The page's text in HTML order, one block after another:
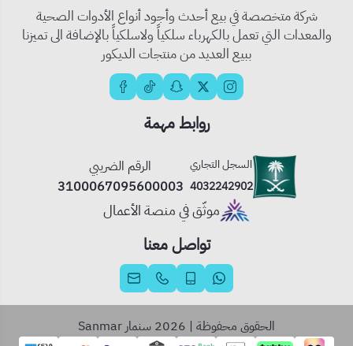
شركة متخصصة في بيع أحدث وأجود أنواع الأدوات الصحية
والمعدات التي تعمل بالكهرباء سلكياً ولاسلكياً بالإضافة الى تميزنا
ببيع العديد من منتجات الديكور
روابط مهمة
السجل التجاري
4032242902
الرقم الضريبي
3100067095600003
موثّق في منصة الأعمال
تواصل معنا
الحقوق محفوظة | 2026 سنمار Sanmar